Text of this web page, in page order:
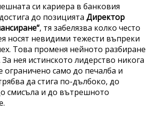
си кариера в банковия
до позицията Директор
, тя забелязва колко често
носят невидими тежести въпреки
Това променя нейното разбиране
нея истинското лидерство никога
само до печалба и
да стига по-дълбоко, до
смисъла и до вътрешното